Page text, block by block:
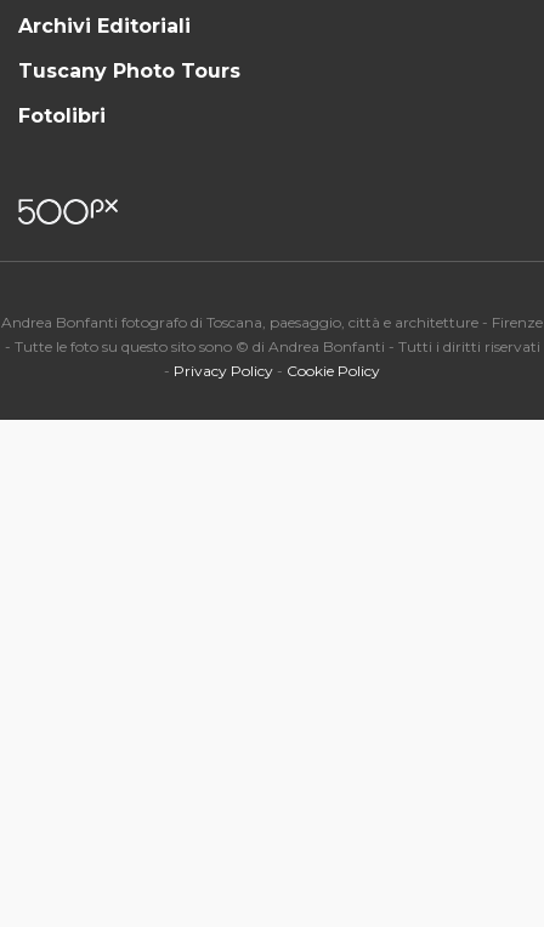
Archivi Editoriali
Tuscany Photo Tours
Fotolibri
Andrea Bonfanti fotografo di Toscana, paesaggio, città e architetture - Firenze
- Tutte le foto su questo sito sono © di Andrea Bonfanti - Tutti i diritti riservati
- Privacy Policy - Cookie Policy